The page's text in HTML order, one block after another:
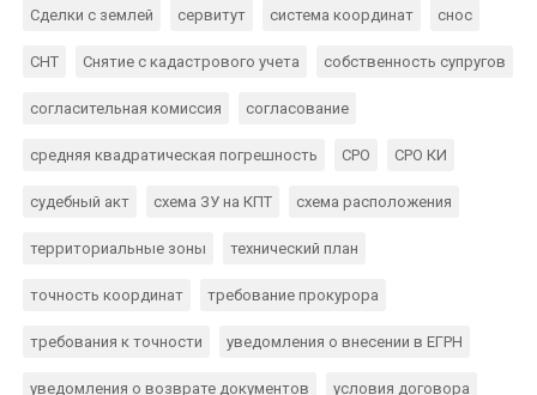
Сделки с землей сервитут система координат снос
СНТ Снятие с кадастрового учета собственность супругов
согласительная комиссия согласование
средняя квадратическая погрешность СРО СРО КИ
судебный акт схема ЗУ на КПТ схема расположения
территориальные зоны технический план
точность координат требование прокурора
требования к точности уведомления о внесении в ЕГРН
уведомления о возврате документов условия договора